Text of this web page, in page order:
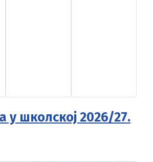
школској 2026/27.